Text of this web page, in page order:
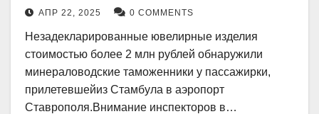
изделий на 2 млн рублей
АПР 22, 2025 0 COMMENTS
Незадекларированные ювелирные изделия
стоимостью более 2 млн рублей обнаружили
минераловодские таможенники у пассажирки,
прилетевшейиз Стамбула в аэропорт
Ставрополя.Внимание инспекторов в…